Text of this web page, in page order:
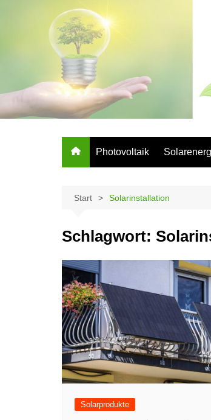
Photovoltaik
Start Solarinstallation
Schlagwort:
Solarprodukte